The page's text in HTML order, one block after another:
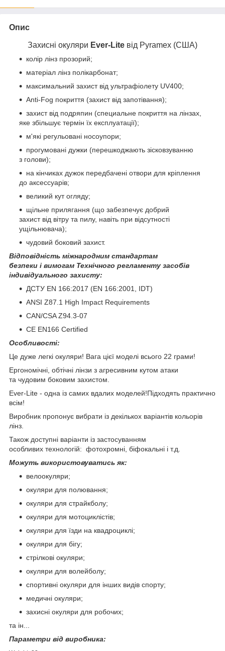
Опис
Захисні окуляри Ever-Lite від Pyramex (США)
колір лінз прозорий;
матеріал лінз полікарбонат;
максимальний захист від ультрафіолету UV400;
Anti-Fog покриття (захист від запотівання);
захист від подряпин (специальне покриття на лінзах,
яке збільшує термін їх експлуатації);
м'які регульовані носоупори;
прогумовані дужки (перешкоджають зісковзуванню
з голови);
на кінчиках дужок передбачені отвори для кріплення
до аксессуарів;
великий кут огляду;
щільне прилягання (що забезпечує добрий
захист від вітру та пилу, навіть при відсутності
ущільнювача);
чудовий боковий захист.
Відповідність міжнародним стандартам
безпеки і вимогам Технічного регламенту засобів
індивідуального захисту:
ДСТУ EN 166:2017 (EN 166:2001, IDT)
ANSI Z87.1 High Impact Requirements
CAN/CSA Z94.3-07
CE EN166 Certified
Особливості:
Це дуже легкі окуляри! Вага цієї моделі всього 22 грами!
Ергономічні, обтічні лінзи з агресивним кутом атаки
та чудовим боковим захистом.
Ever-Lite - одна із самих вдалих моделей!Підходять практично
всім!
Виробник пропонує вибрати із декількох варіантів кольорів
лінз.
Також доступні варіанти із застосуванням
особливих технологій: фотохромні, біфокальні і т.д.
Можуть використовуватись як:
велоокуляри;
окуляри для полювання;
окуляри для страйкболу;
окуляри для мотоциклістів;
окуляри для їзди на квадроциклі;
окуляри для бігу;
стрілкові окуляри;
окуляри для волейболу;
спортивні окуляри для інших видів спорту;
медичні окуляри;
захисні окуляри для робочих;
та ін...
Параметри від виробника: